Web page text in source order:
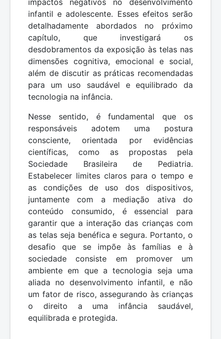
infantil e adolescente. Esses efeitos serão
detalhadamente abordados no próximo
capítulo, que investigará os
desdobramentos da exposição às telas nas
dimensões cognitiva, emocional e social,
além de discutir as práticas recomendadas
para um uso saudável e equilibrado da
tecnologia na infância.
Nesse sentido, é fundamental que os
responsáveis adotem uma postura
consciente, orientada por evidências
científicas, como as propostas pela
Sociedade Brasileira de Pediatria.
Estabelecer limites claros para o tempo e
as condições de uso dos dispositivos,
juntamente com a mediação ativa do
conteúdo consumido, é essencial para
garantir que a interação das crianças com
as telas seja benéfica e segura. Portanto, o
desafio que se impõe às famílias e à
sociedade consiste em promover um
ambiente em que a tecnologia seja uma
aliada no desenvolvimento infantil, e não
um fator de risco, assegurando às crianças
o direito a uma infância saudável,
equilibrada e protegida.